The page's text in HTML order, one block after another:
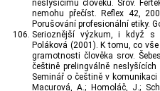
neslyšícímu člověku. Srov.
nemohu přečíst. Reflex 42,
Porušování profesionální etiky.
Serioznější výzkum, i když s
Poláková (2001). K tomu, co
gramotnosti člověka srov.
češtině prelingválně neslyšících
Seminář o češtině v
Macurová, A.; Homoláč, J.;